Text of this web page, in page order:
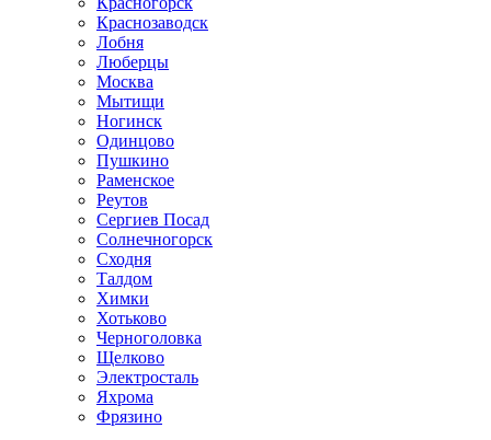
Краснозаводск
Лобня
Люберцы
Москва
Мытищи
Ногинск
Одинцово
Пушкино
Раменское
Реутов
Сергиев Посад
Солнечногорск
Сходня
Талдом
Химки
Хотьково
Черноголовка
Щелково
Электросталь
Яхрома
Фрязино